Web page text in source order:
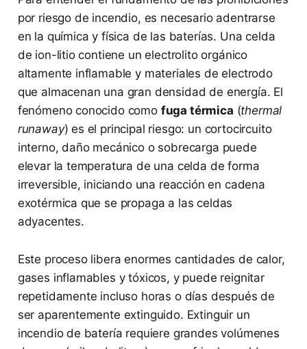
por riesgo de incendio, es necesario adentrarse
en la química y física de las baterías. Una celda
de ion-litio contiene un electrolito orgánico
altamente inflamable y materiales de electrodo
que almacenan una gran densidad de energía. El
fenómeno conocido como fuga térmica (thermal
runaway) es el principal riesgo: un cortocircuito
interno, daño mecánico o sobrecarga puede
elevar la temperatura de una celda de forma
irreversible, iniciando una reacción en cadena
exotérmica que se propaga a las celdas
adyacentes.
Este proceso libera enormes cantidades de calor,
gases inflamables y tóxicos, y puede reignitar
repetidamente incluso horas o días después de
ser aparentemente extinguido. Extinguir un
incendio de batería requiere grandes volúmenes